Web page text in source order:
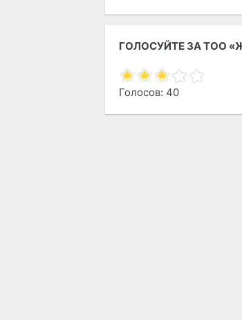
ГОЛОСУЙТЕ ЗА ТОО
Голосов: 40